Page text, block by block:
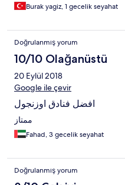
Burak yagiz, 1 gecelik seyahat
Doğrulanmış yorum
10/10 Olağanüstü
20 Eylül 2018
Google ile çevir
افضل فنادق اوزنجول
ممتاز
Fahad, 3 gecelik seyahat
Doğrulanmış yorum